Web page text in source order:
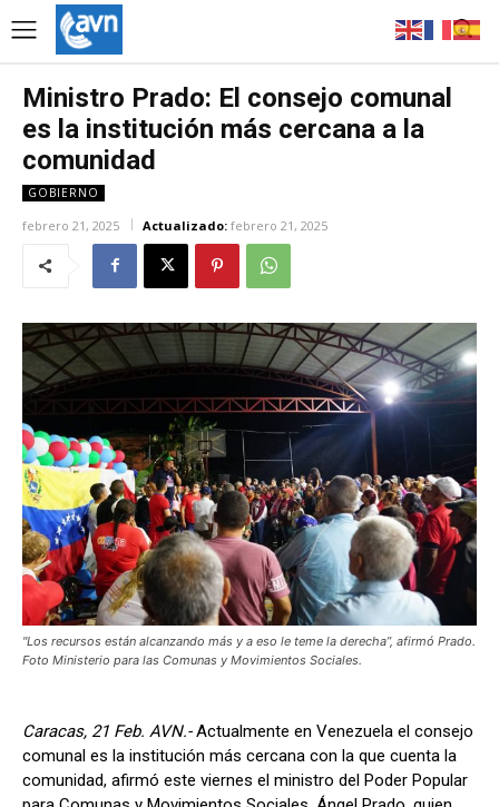
Ministro Prado: El consejo comunal
es la institución más cercana a la
comunidad
GOBIERNO
febrero 21, 2025 Actualizado: febrero 21, 2025
"Los recursos están alcanzando más y a eso le teme la derecha”, afirmó Prado.
Foto Ministerio para las Comunas y Movimientos Sociales.
Caracas, 21 Feb. AVN.-Actualmente en Venezuela el consejo
comunal es la institución más cercana con la que cuenta la
comunidad, afirmó este viernes el ministro del Poder Popular